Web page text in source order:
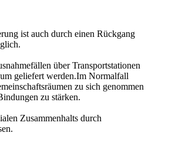
ist auch durch einen Rückgang
über Transportstationen
geliefert werden.Im Normalfall
zu sich genommen
zu stärken.
Zusammenhalts durch